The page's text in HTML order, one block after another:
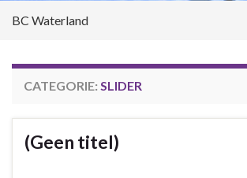
BC Waterland
CATEGORIE: SLIDER
(Geen titel)